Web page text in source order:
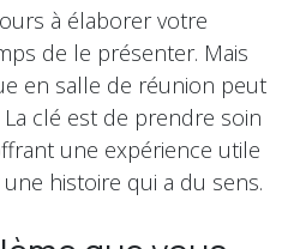
à élaborer votre
de le présenter. Mais
en salle de réunion peut
clé est de prendre soin
une expérience utile
histoire qui a du sens.